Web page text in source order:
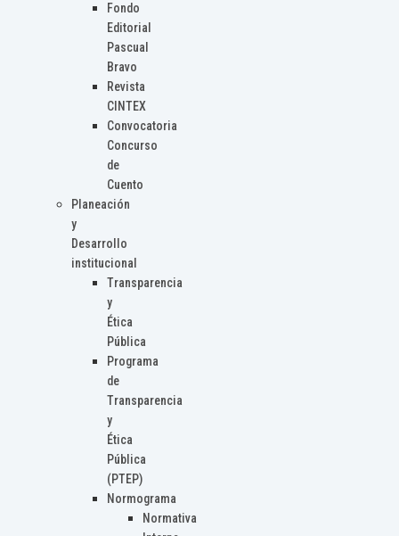
Fondo
Editorial
Pascual
Bravo
Revista
CINTEX
Convocatoria
Concurso
de
Cuento
Planeación
y
Desarrollo
institucional
Transparencia
y
Ética
Pública
Programa
de
Transparencia
y
Ética
Pública
(PTEP)
Normograma
Normativa